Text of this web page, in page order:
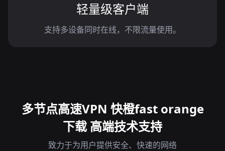
轻量级客户端
支持多设备同时在线，不限流量使用。
多节点高速VPN 快橙fast orange
下载 高端技术支持
致力于为用户提供安全、快速的网络